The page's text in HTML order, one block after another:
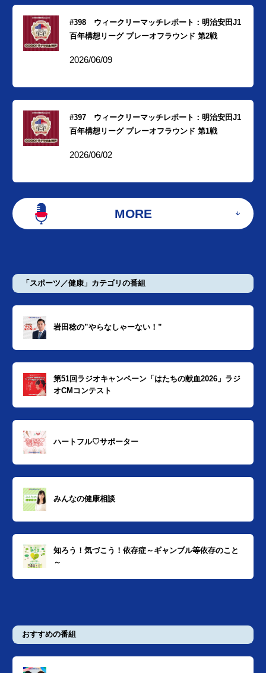
#398 ウィークリーマッチレポート：明治安田J1
百年構想リーグ プレーオフラウンド 第2戦
2026/06/09
#397 ウィークリーマッチレポート：明治安田J1
百年構想リーグ プレーオフラウンド 第1戦
2026/06/02
MORE
「スポーツ／健康」カテゴリの番組
岩田稔の”やらなしゃーない！”
第51回ラジオキャンペーン「はたちの献血2026」ラジ
オCMコンテスト
ハートフル♡サポーター
みんなの健康相談
知ろう！気づこう！依存症～ギャンブル等依存のこと
～
おすすめの番組